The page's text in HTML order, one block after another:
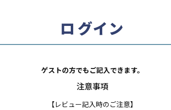
ログイン
ゲストの方でもご記入できます。
注意事項
【レビュー記入時のご注意】